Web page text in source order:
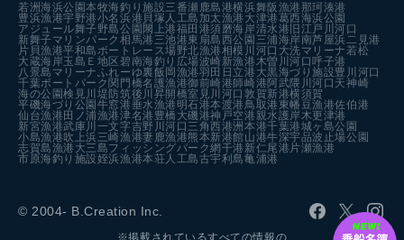
若洲海浜公園本牧海釣り施設三番瀬 鹿島港横浜舞阪漁港 那珂湊港
豊浜漁港宇野港小名浜港 貝塚人工島 加太漁港 大津港葛西海浜公園
アジュール舞子野島公園 閖上港福田港須磨海岸清水港 旧江戸川河口
新舞子マリンパーク 相馬港 三池港東扇島西公園 三浦海岸南芦屋浜二見港
片貝漁港平和島ボートレース場野北漁港相模川河口 大洗マリーナ若松
大蔵海岸玉島Ｅ地区 碧南海釣り広場波崎新漁港木曽川河口 呼子港
八景島マリーナふれーゆ裏飯岡漁港羽田 日立港 大黒海づり施設豊川河口
千葉ポートパーク 関門橋名護漁港御前崎港師崎港 阿武隈川河口 天神崎
海の公園検見川堤防筑後川昇開橋室見川河口敦賀新港横須賀
平磯海づり公園 牛窓港垂水漁港 明石港本渡港鳥取港 東幡豆漁港佐伯港
仙台漁港 田ノ浦漁港津名港 豊橋 大磯港神戸空港親水護岸木更津港
新宮漁港武庫川一文字吉野川河口 三角西港洲本港千葉港城ヶ島公園
小島漁港吹上浜三崎漁港妻鹿漁港熊本新港館山港牛深宇品波止場公園
志賀島漁港 大三島フィッシングパーク網干港 新仁尾港 片瀬漁港
市原海釣り施設姪浜漁港本荘人工島古宇利島亀浦港
© 2004- B.Creation Inc.